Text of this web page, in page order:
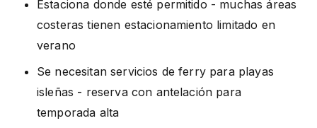
Estaciona donde esté permitido - muchas áreas
costeras tienen estacionamiento limitado en
verano
Se necesitan servicios de ferry para playas
isleñas - reserva con antelación para
temporada alta